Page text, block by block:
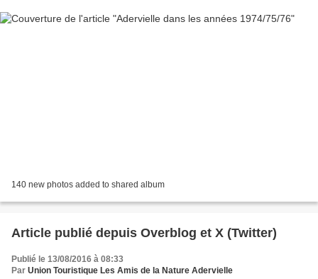
140 new photos added to shared album
Article publié depuis Overblog et X (Twitter)
Publié le 13/08/2016 à 08:33
Par Union Touristique Les Amis de la Nature Adervielle